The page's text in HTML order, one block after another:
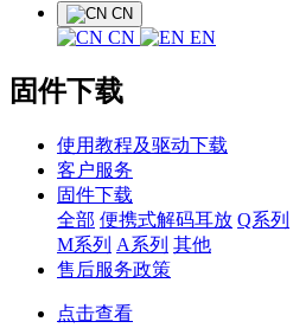
CN
CN EN
固件下载
使用教程及驱动下载
客户服务
固件下载
全部 便携式解码耳放 Q系列
M系列 A系列 其他
售后服务政策
点击查看